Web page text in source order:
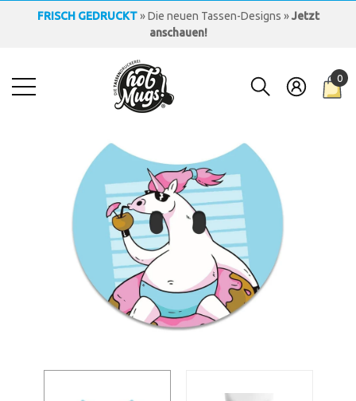
KOSTENLOSER VERSAND» innerhalb Deutschlands »ab 30
EUR
anfragen!
FRISCH GEDRUCKT» Die neuen Tassen-Designs »Jetzt
anschauen!
0
0